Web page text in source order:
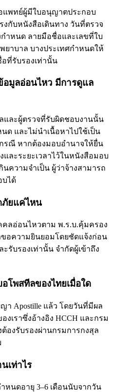
แพทย์ผู้มีใบอนุญาตประกอบ
กับหนังสือเดินทาง วันที่ตรวจ
ำหนด ลายมือชื่อและเลขที่ใบ
าบาล บางประเทศกำหนดให้
ที่รับรองเท่านั้น
อมูลอ่อนไหว มีการดูแล
ลและผู้ตรวจที่รับผิดชอบงานนั้น
ด และไม่นำเนื้อหาไปใช้เป็น
รณี หากต้องมอบอำนาจให้ยื่น
และระยะเวลาไว้ในหนังสือมอบ
นความจำเป็น ผู้ว่าจ้างสามารถ
บได้
ภัยแค่ไหน
ลอ่อนไหวตาม พ.ร.บ.คุ้มครอง
ขอความยินยอมโดยชัดแจ้งก่อน
รับรองเท่านั้น จำกัดผู้เข้าถึง
โพสทีลของไทยเมื่อใด
า Apostille แล้ว โดยวันที่มีผล
เราซึ่งอ้างอิง HCCH และกรม
องรับรองผ่านกรมการกงสุล
เท่าไร
หนดอายุ 3–6 เดือนนับจากวัน